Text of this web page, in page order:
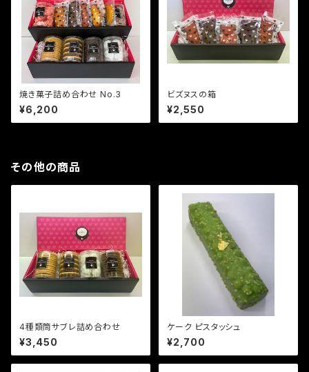
焼き菓子詰め合わせ No.3
¥6,200
ビズヌスの箱
¥2,550
その他の商品
4種類筒サブレ詰め合わせ
¥3,450
ケーク ピスタッシュ
¥2,700